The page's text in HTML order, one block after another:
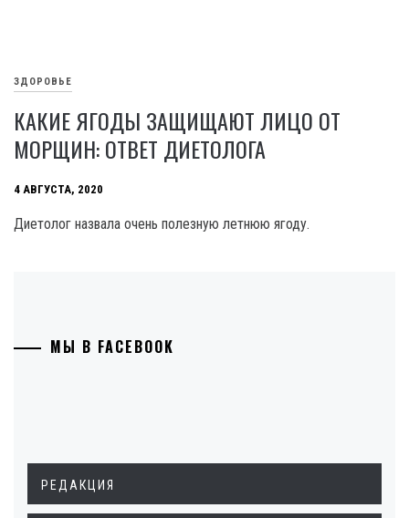
ЗДОРОВЬЕ
КАКИЕ ЯГОДЫ ЗАЩИЩАЮТ ЛИЦО ОТ
МОРЩИН: ОТВЕТ ДИЕТОЛОГА
4 АВГУСТА, 2020
Диетолог назвала очень полезную летнюю ягоду.
МЫ В FACEBOOK
РЕДАКЦИЯ